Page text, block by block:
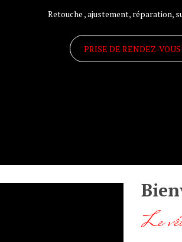
Retouche , ajustement, réparation,
PRISE DE RENDEZ-VOUS
Le